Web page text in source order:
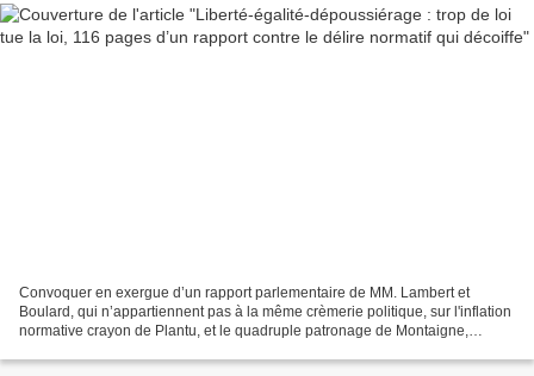
Convoquer en exergue d’un rapport parlementaire de MM. Lambert et
Boulard, qui n’appartiennent pas à la même crèmerie politique, sur l'inflation
normative crayon de Plantu, et le quadruple patronage de Montaigne,